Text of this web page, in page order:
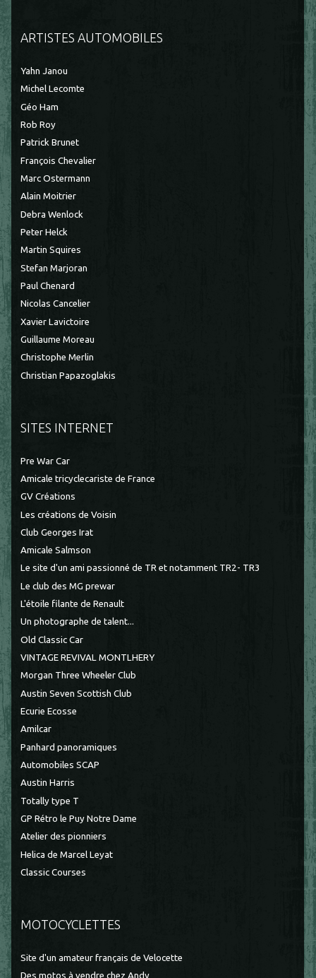
ARTISTES AUTOMOBILES
Yahn Janou
Michel Lecomte
Géo Ham
Rob Roy
Patrick Brunet
François Chevalier
Marc Ostermann
Alain Moitrier
Debra Wenlock
Peter Helck
Martin Squires
Stefan Marjoran
Paul Chenard
Nicolas Cancelier
Xavier Lavictoire
Guillaume Moreau
Christophe Merlin
Christian Papazoglakis
SITES INTERNET
Pre War Car
Amicale tricyclecariste de France
GV Créations
Les créations de Voisin
Club Georges Irat
Amicale Salmson
Le site d'un ami passionné de TR et notamment TR2- TR3
Le club des MG prewar
L'étoile filante de Renault
Un photographe de talent...
Old Classic Car
VINTAGE REVIVAL MONTLHERY
Morgan Three Wheeler Club
Austin Seven Scottish Club
Ecurie Ecosse
Amilcar
Panhard panoramiques
Automobiles SCAP
Austin Harris
Totally type T
GP Rétro le Puy Notre Dame
Atelier des pionniers
Helica de Marcel Leyat
Classic Courses
MOTOCYCLETTES
Site d'un amateur français de Velocette
Des motos à vendre chez Andy